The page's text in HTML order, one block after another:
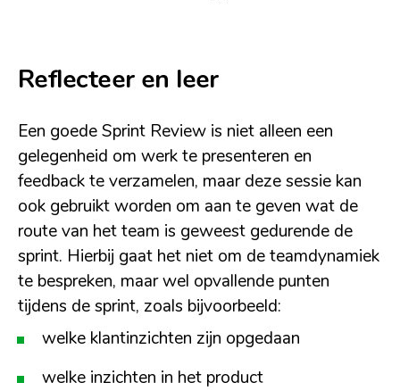
Reflecteer en leer
Een goede Sprint Review is niet alleen een
gelegenheid om werk te presenteren en
feedback te verzamelen, maar deze sessie kan
ook gebruikt worden om aan te geven wat de
route van het team is geweest gedurende de
sprint. Hierbij gaat het niet om de teamdynamiek
te bespreken, maar wel opvallende punten
tijdens de sprint, zoals bijvoorbeeld:
welke klantinzichten zijn opgedaan
welke inzichten in het product